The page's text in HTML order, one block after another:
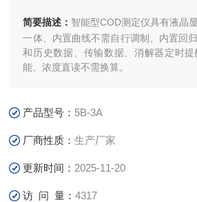
简要描述： 智能型COD测定仪具有液晶
一体、内置曲线不需自行调制、内置回
和历史数据、传输数据、消解器定时
能、浓度直读不需换算。
产品型号： 5B-3A
厂商性质：生产厂家
更新时间： 2025-11-20
访 问 量：4317